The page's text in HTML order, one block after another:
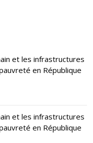
et les infrastructures
en République
et les infrastructures
en République